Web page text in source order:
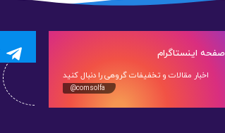
صفحه اینستاگرام
اخبار مقالات و تخفیفات گروهی را دنبال کنید
@comsolfa